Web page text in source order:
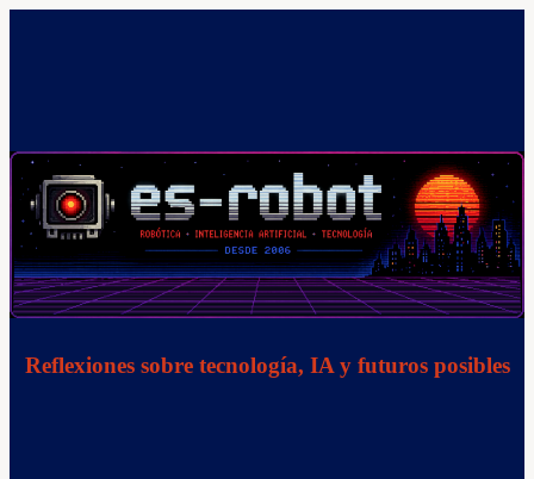
Reflexiones sobre tecnología, IA y futuros posibles